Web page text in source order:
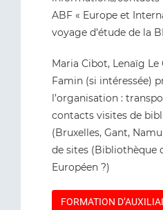
ABF « Europe et
voyage d’étude de la
Maria Cibot, Lenaïg
Famin (si intéressée)
l’organisation :
contacts visites de
(Bruxelles, Gant,
de sites (Bibliothèque
Européen ?)
FORMATION